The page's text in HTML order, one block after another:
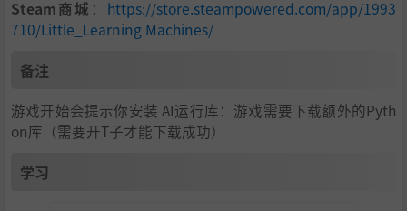
Steam商城 ： https://store.steampowered.com/app/1993
710/Little_Learning Machines/
备注
游戏开始会提示你安装 AI运行库：游戏需要下载额外的Pyth
on库（需要开T子才能下载成功）
学习